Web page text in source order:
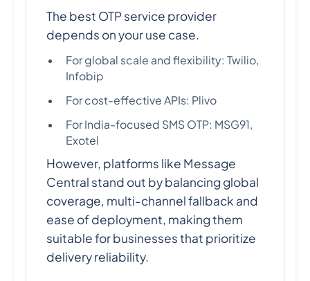
The best OTP service provider
depends on your use case.
For global scale and flexibility: Twilio,
Infobip
For cost-effective APIs: Plivo
For India-focused SMS OTP: MSG91,
Exotel
However, platforms like Message
Central stand out by balancing global
coverage, multi-channel fallback and
ease of deployment, making them
suitable for businesses that prioritize
delivery reliability.